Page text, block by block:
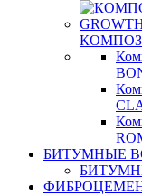
БИТУМНЫЕ